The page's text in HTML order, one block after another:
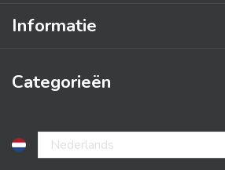
Informatie
Categorieën